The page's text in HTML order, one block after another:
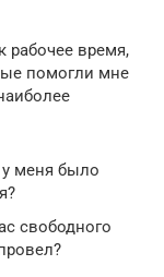
рабочее время,
помогли мне
меня было
свободного